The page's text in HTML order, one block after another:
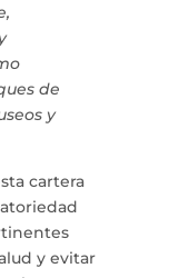
de
y
cartera
y evitar